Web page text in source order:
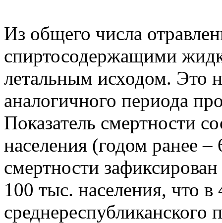
Из общего числа
спиртосодержащими
летальным исходом. Это
аналогичного периода
Показатель смертности
населения (годом ранее
смертности
100 тыс. населения, что
среднереспубликанского